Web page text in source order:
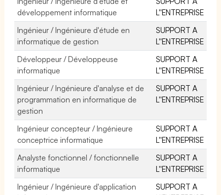
développement informatique
L''ENTREPRISE
Ingénieur / Ingénieure d'étude en
informatique de gestion
SUPPORT A
L''ENTREPRISE
Développeur / Développeuse
informatique
SUPPORT A
L''ENTREPRISE
Ingénieur / Ingénieure d'analyse et de
programmation en informatique de
gestion
SUPPORT A
L''ENTREPRISE
Ingénieur concepteur / Ingénieure
conceptrice informatique
SUPPORT A
L''ENTREPRISE
Analyste fonctionnel / fonctionnelle
informatique
SUPPORT A
L''ENTREPRISE
Ingénieur / Ingénieure d'application
SUPPORT A